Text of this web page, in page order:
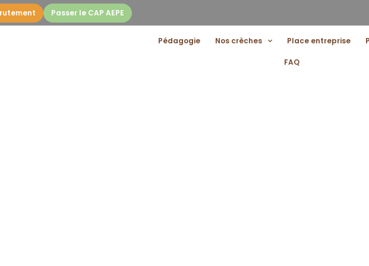
Passer le CAP AEPE
Pédagogie Nos crèches Place entreprise
FAQ